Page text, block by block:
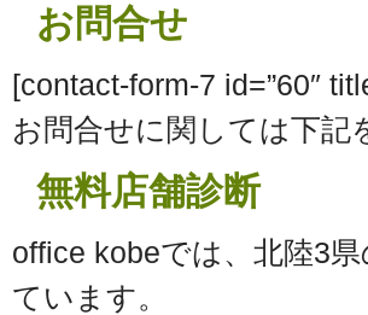
お問合せ
[contact-form-7 id=”60″
お問合せに関しては下記
無料店舗診断
office kobeでは、北陸3
ています。